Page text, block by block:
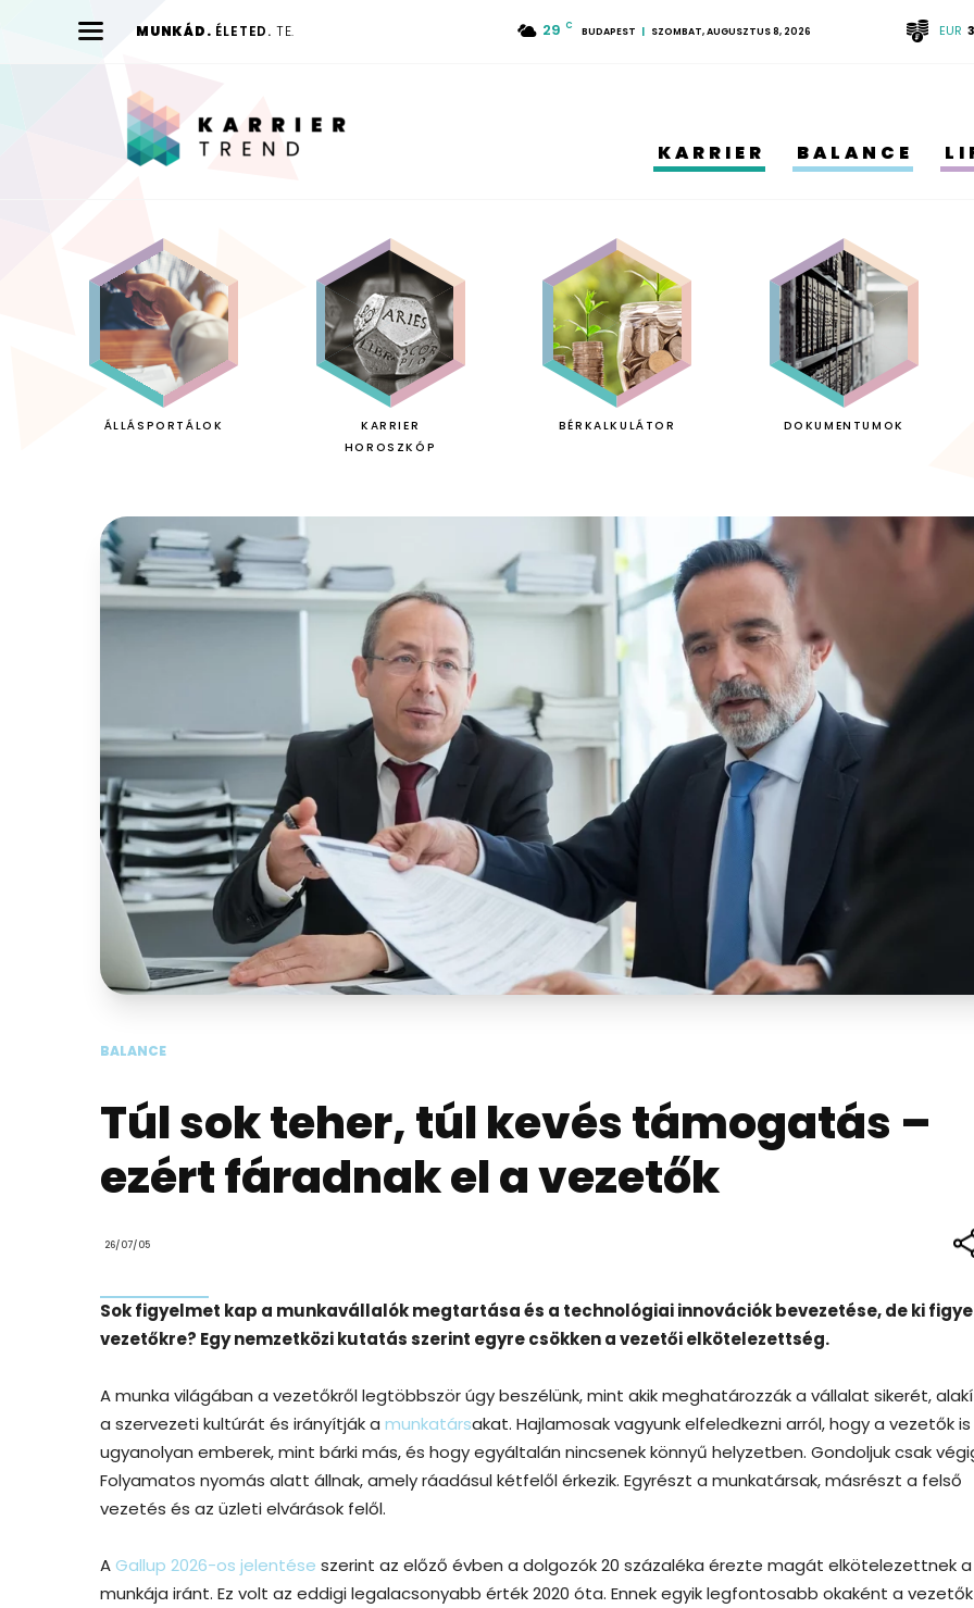
MUNKÁD. ÉLETED. TE. 29 C BUDAPEST SZOMBAT, AUGUSZTUS 8, 2026 EUR
KARRIER BALANCE
ÁLLÁSPORTÁLOK
KARRIER
HOROSZKÓP
BÉRKALKULÁTOR DOKUMENTUMOK
BALANCE
Túl sok teher, túl kevés támogatás –
ezért fáradnak el a vezetők
26/07/05
Sok figyelmet kap a munkavállalók megtartása és a technológiai innovációk bevezetése, de ki
vezetőkre? Egy nemzetközi kutatás szerint egyre csökken a vezetői elkötelezettség.
A munka világában a vezetőkről legtöbbször úgy beszélünk, mint akik meghatározzák a vállalat sikerét,
a szervezeti kultúrát és irányítják a munkatársakat. Hajlamosak vagyunk elfeledkezni arról, hogy a vezetők is
ugyanolyan emberek, mint bárki más, és hogy egyáltalán nincsenek könnyű helyzetben. Gondoljuk csak
Folyamatos nyomás alatt állnak, amely ráadásul kétfelől érkezik. Egyrészt a munkatársak, másrészt a felső
vezetés és az üzleti elvárások felől.
A Gallup 2026-os jelentése szerint az előző évben a dolgozók 20 százaléka érezte magát elkötelezettnek a
munkája iránt. Ez volt az eddigi legalacsonyabb érték 2020 óta. Ennek egyik legfontosabb okaként a vezetők